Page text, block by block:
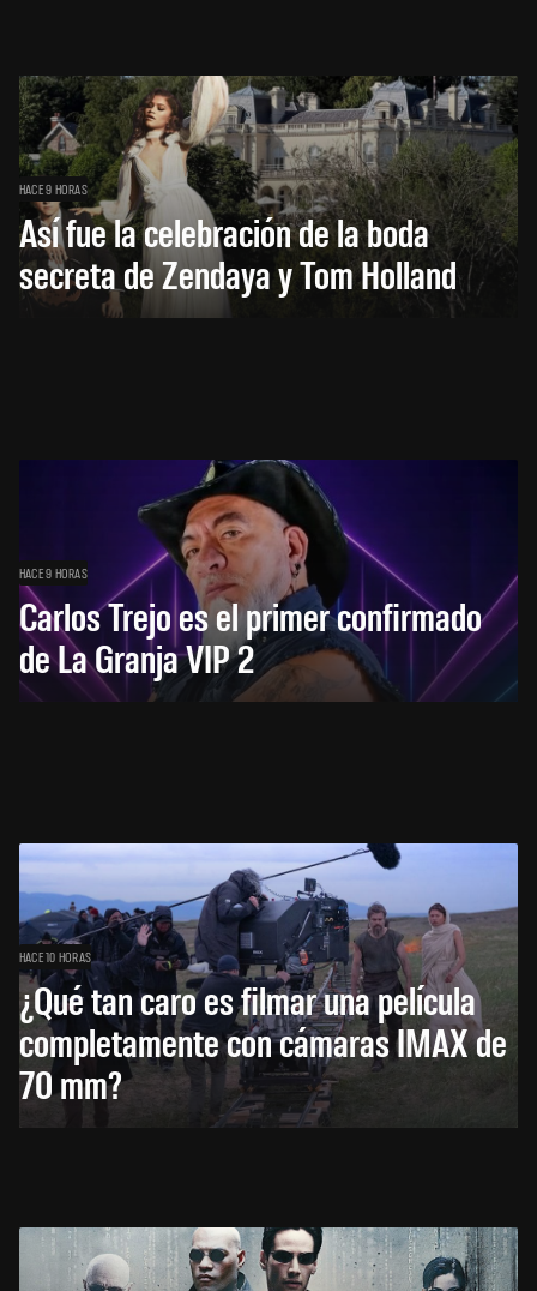
HACE 9 HORAS
Así fue la celebración de la boda
secreta de Zendaya y Tom Holland
HACE 9 HORAS
Carlos Trejo es el primer confirmado
de La Granja VIP 2
HACE 10 HORAS
¿Qué tan caro es filmar una película
completamente con cámaras IMAX de
70 mm?